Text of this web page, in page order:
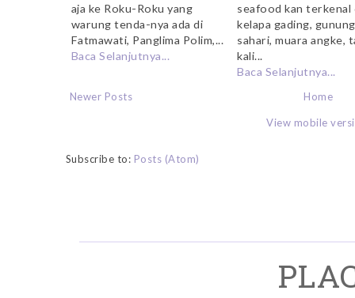
aja ke Roku-Roku yang
warung tenda-nya ada di
Fatmawati, Panglima Polim,...
Baca Selanjutnya...
seafood kan terkenal
kelapa gading, gunung
sahari, muara angke,
kali...
Baca Selanjutnya...
Newer Posts Home
View mobile
Subscribe to: Posts (Atom)